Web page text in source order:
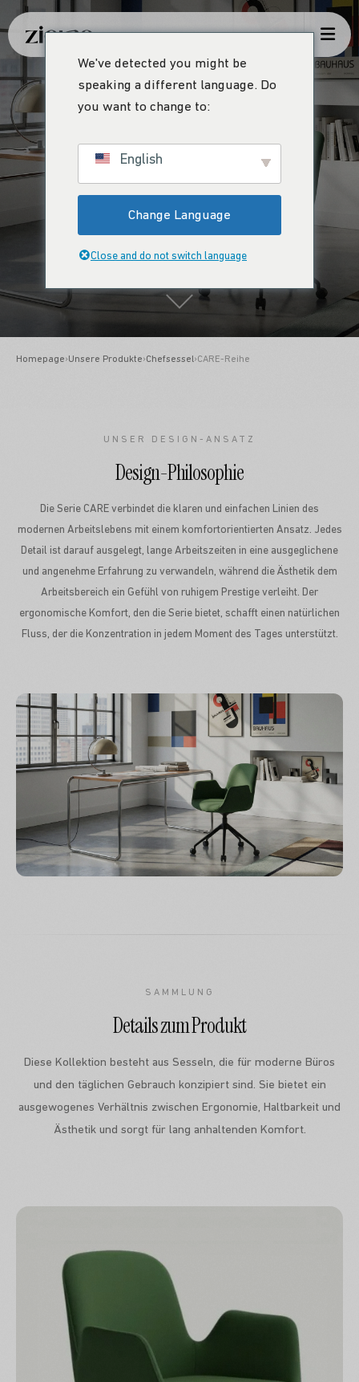
CARE-Reihe
Die stille Kraft des Komforts
Homepage›Unsere Produkte›Chefsessel›CARE-Reihe
UNSER DESIGN-ANSATZ
Design-Philosophie
Die Serie CARE verbindet die klaren und einfachen Linien des
modernen Arbeitslebens mit einem komfortorientierten Ansatz. Jedes
Detail ist darauf ausgelegt, lange Arbeitszeiten in eine ausgeglichene
und angenehme Erfahrung zu verwandeln, während die Ästhetik dem
Arbeitsbereich ein Gefühl von ruhigem Prestige verleiht. Der
ergonomische Komfort, den die Serie bietet, schafft einen natürlichen
Fluss, der die Konzentration in jedem Moment des Tages unterstützt.
SAMMLUNG
Details zum Produkt
Diese Kollektion besteht aus Sesseln, die für moderne Büros
und den täglichen Gebrauch konzipiert sind. Sie bietet ein
ausgewogenes Verhältnis zwischen Ergonomie, Haltbarkeit und
Ästhetik und sorgt für lang anhaltenden Komfort.
We've detected you might be
speaking a different language. Do
you want to change to:
English
Change Language
Close and do not switch language